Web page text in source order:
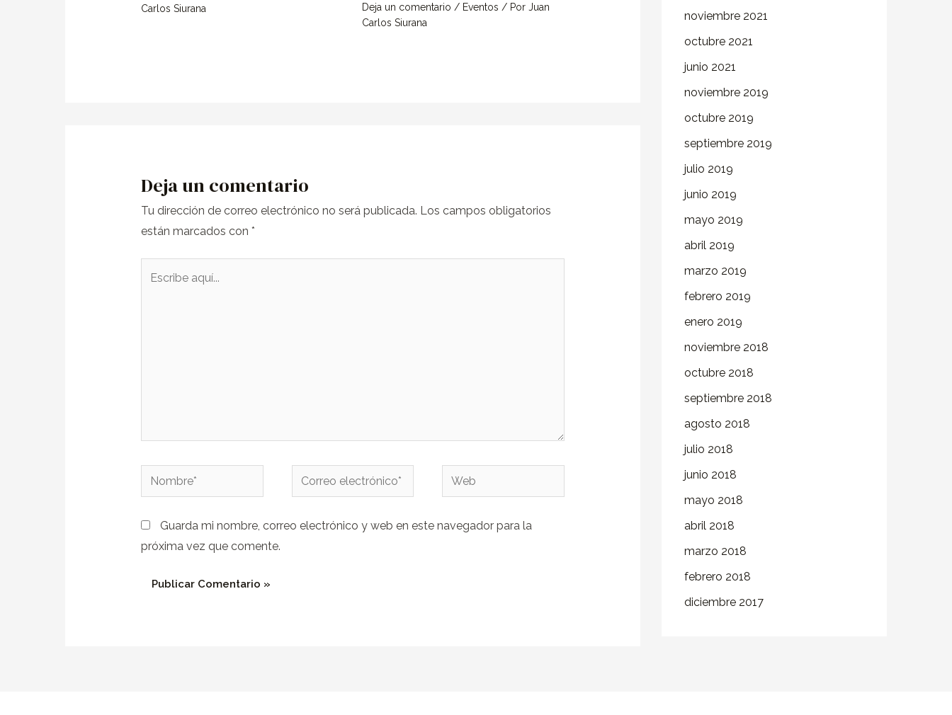
Carlos Siurana
Deja un comentario / Eventos / Por Juan
Carlos Siurana
Deja un comentario
Tu dirección de correo electrónico no será publicada. Los campos obligatorios
están marcados con *
Nombre*
Correo
electrónico*
Web
Guarda mi nombre, correo electrónico y web en este navegador para la
próxima vez que comente.
noviembre 2021
octubre 2021
junio 2021
noviembre 2019
octubre 2019
septiembre 2019
julio 2019
junio 2019
mayo 2019
abril 2019
marzo 2019
febrero 2019
enero 2019
noviembre 2018
octubre 2018
septiembre 2018
agosto 2018
julio 2018
junio 2018
mayo 2018
abril 2018
marzo 2018
febrero 2018
diciembre 2017